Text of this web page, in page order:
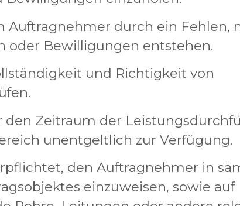
Auftragnehmer durch ein Fehlen,
oder Bewilligungen entstehen.
und Richtigkeit von
Zeitraum der
unentgeltlich zur Verfügung.
den Auftragnehmer in
einzuweisen, sowie auf